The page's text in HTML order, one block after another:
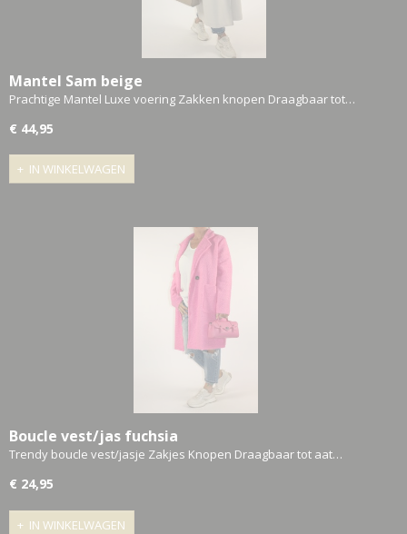
Mantel Sam beige
Prachtige Mantel Luxe voering Zakken knopen Draagbaar tot…
€ 44,95
IN WINKELWAGEN
Boucle vest/jas fuchsia
Trendy boucle vest/jasje Zakjes Knopen Draagbaar tot aat…
€ 24,95
IN WINKELWAGEN